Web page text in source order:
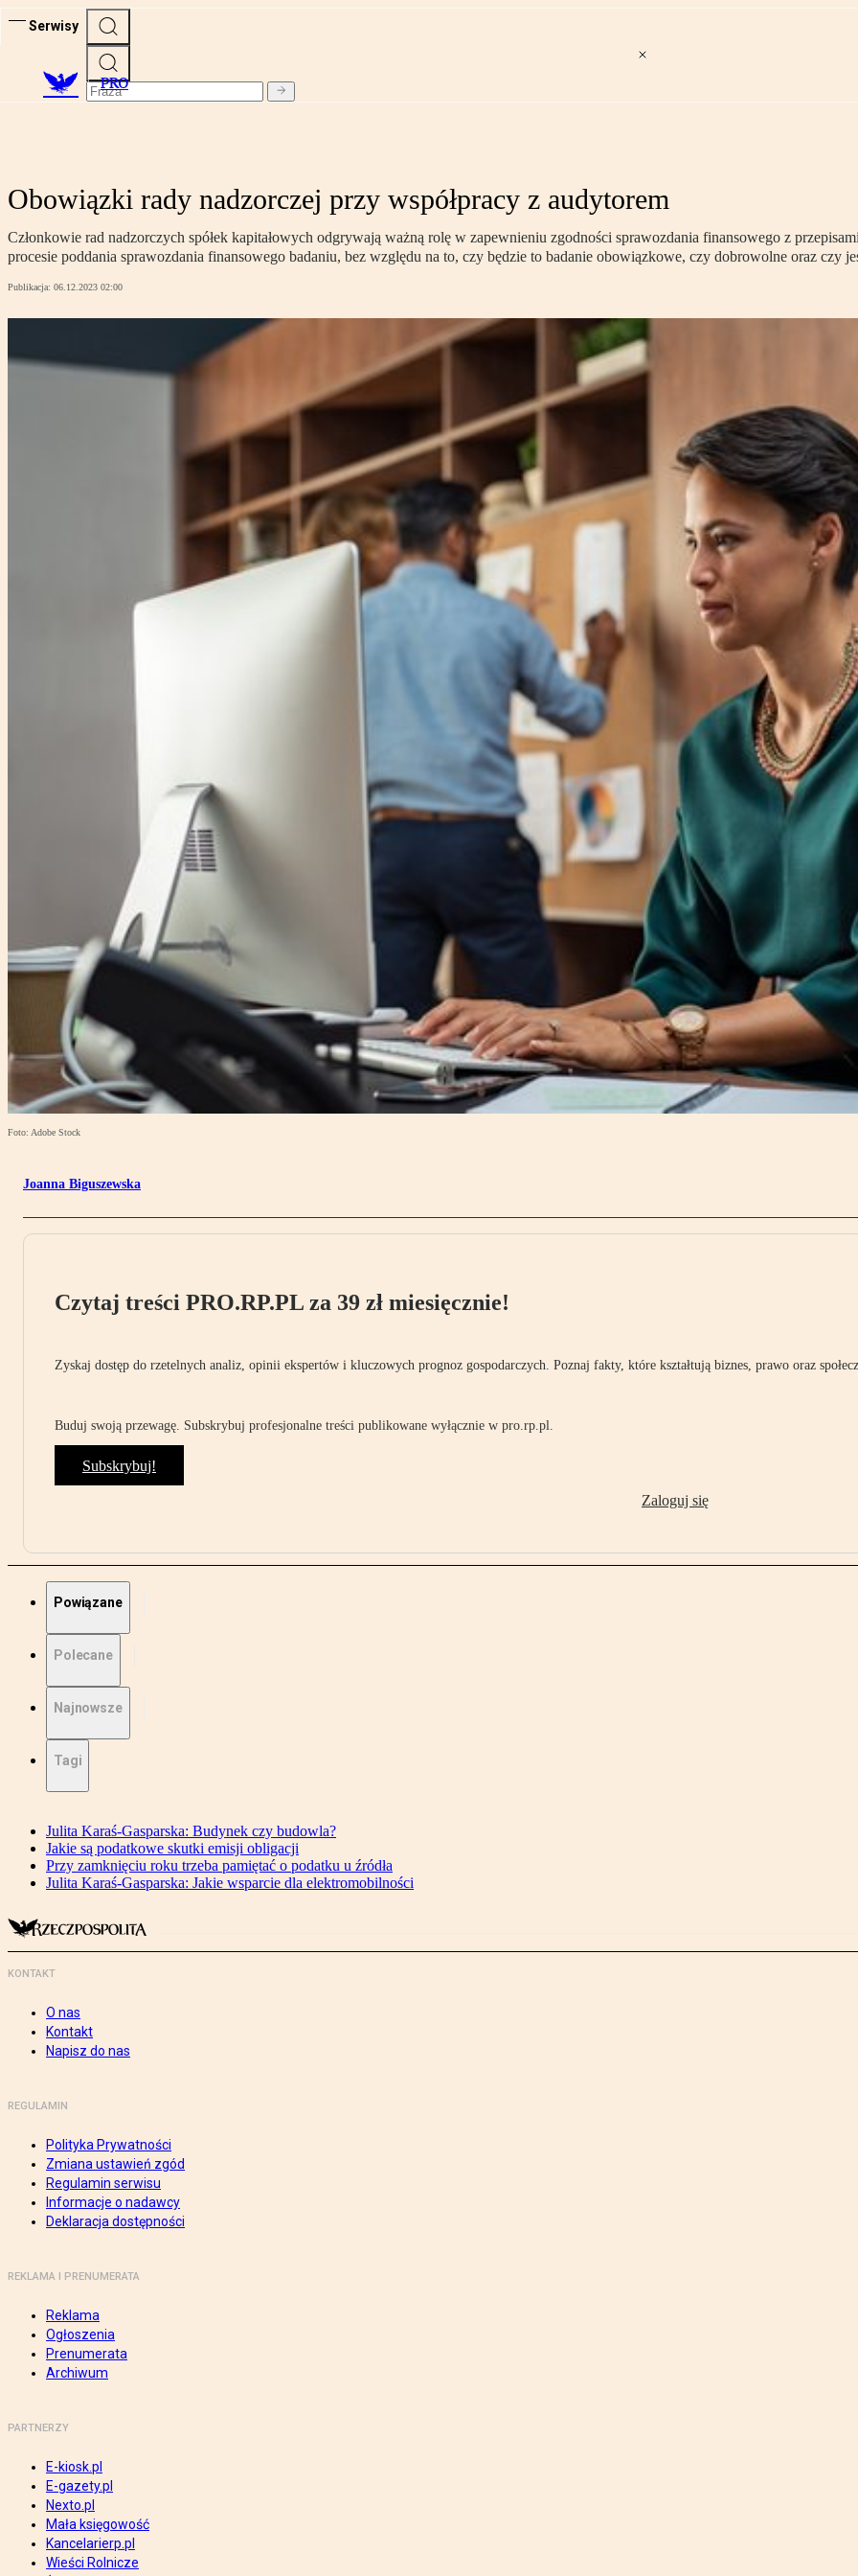
Serwisy
PRO
Obowiązki rady nadzorczej przy współpracy z audytorem
Członkowie rad nadzorczych spółek kapitałowych odgrywają ważną rolę w zapewnieniu zgodności sprawozdania finansowego z
procesie poddania sprawozdania finansowego badaniu, bez względu na to, czy będzie to badanie obowiązkowe, czy dobrowolne oraz czy
Publikacja: 06.12.2023 02:00
Foto: Adobe Stock
Joanna Biguszewska
Czytaj treści PRO.RP.PL za 39 zł miesięcznie!
Zyskaj dostęp do rzetelnych analiz, opinii ekspertów i kluczowych prognoz gospodarczych. Poznaj fakty, które kształtują biznes, prawo oraz
Buduj swoją przewagę. Subskrybuj profesjonalne treści publikowane wyłącznie w pro.rp.pl.
Subskrybuj!
Zaloguj się
Powiązane
Polecane
Najnowsze
Tagi
Julita Karaś-Gasparska: Budynek czy budowla?
Jakie są podatkowe skutki emisji obligacji
Przy zamknięciu roku trzeba pamiętać o podatku u źródła
Julita Karaś-Gasparska: Jakie wsparcie dla elektromobilności
KONTAKT
O nas
Kontakt
Napisz do nas
REGULAMIN
Polityka Prywatności
Zmiana ustawień zgód
Regulamin serwisu
Informacje o nadawcy
Deklaracja dostępności
REKLAMA I PRENUMERATA
Reklama
Ogłoszenia
Prenumerata
Archiwum
PARTNERZY
E-kiosk.pl
E-gazety.pl
Nexto.pl
Mała księgowość
Kancelarierp.pl
Wieści Rolnicze